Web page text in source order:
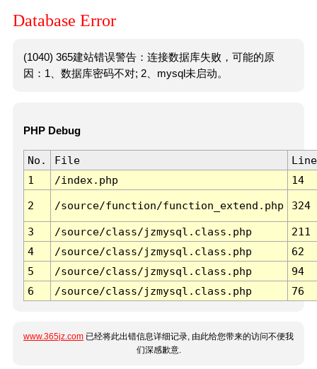
Database Error
(1040) 365建站错误警告：连接数据库失败，可能的原
因：1、数据库密码不对; 2、mysql未启动。
PHP Debug
No. File
Line
1
/index.php 14
2 /source/function/function_extend.php 324
3 /source/class/jzmysql.class.php
211
4
/source/class/jzmysql.class.php
62
5
/source/class/jzmysql.class.php
94
6
/source/class/jzmysql.class.php 76
www.365jz.com 已经将此出错信息详细记录, 由此给您带来的访问不便我
们深感歉意.